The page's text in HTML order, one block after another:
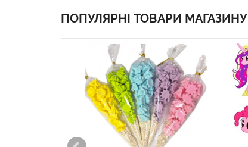
ПОПУЛЯРНІ ТОВАРИ МАГАЗИНУ